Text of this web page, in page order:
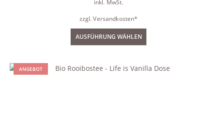
inkl. MwSt.
zzgl.Versandkosten*
AUSFÜHRUNG WÄHLEN
ANGEBOT